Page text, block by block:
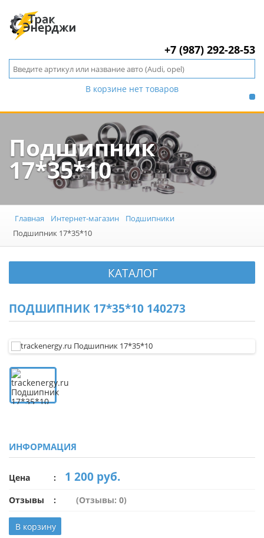
+7 (987) 292-28-53
В корзине нет товаров
Подшипник
17*35*10
Главная Интернет-магазин
Подшипники
Подшипник 17*35*10
КАТАЛОГ
ПОДШИПНИК 17*35*10 140273
ИНФОРМАЦИЯ
Цена 1 200 руб.
Отзывы (Отзывы: 0)
В корзину